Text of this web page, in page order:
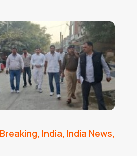
Breaking, India, India News,